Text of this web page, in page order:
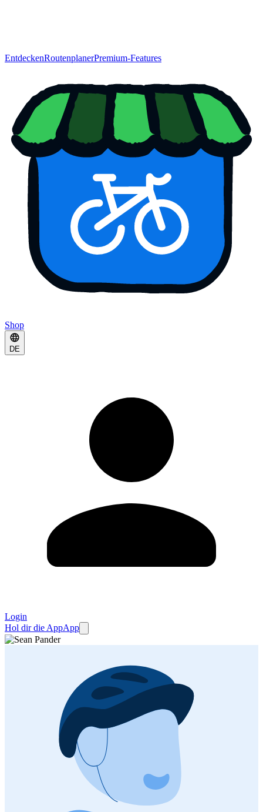
EntdeckenRoutenplanerPremium-Features
Shop
DE
Login
Hol dir die AppApp